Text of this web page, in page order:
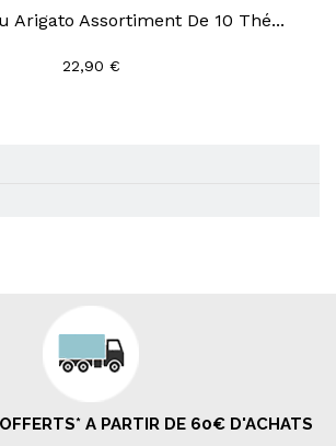
Arigato Assortiment De 10 Thé...
22,90 €
A PARTIR DE 60€ D'ACHATS